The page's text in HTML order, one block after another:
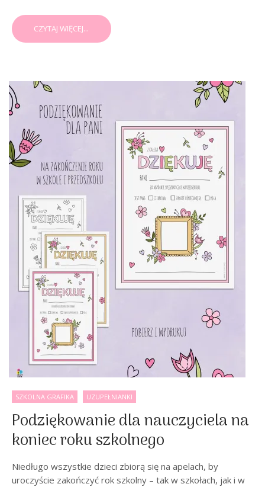
CZYTAJ WIĘCEJ...
SZKOLNA GRAFIKA UZUPEŁNIANKI
Podziękowanie dla nauczyciela na
koniec roku szkolnego
Niedługo wszystkie dzieci zbiorą się na apelach, by
uroczyście zakończyć rok szkolny – tak w szkołach, jak i w